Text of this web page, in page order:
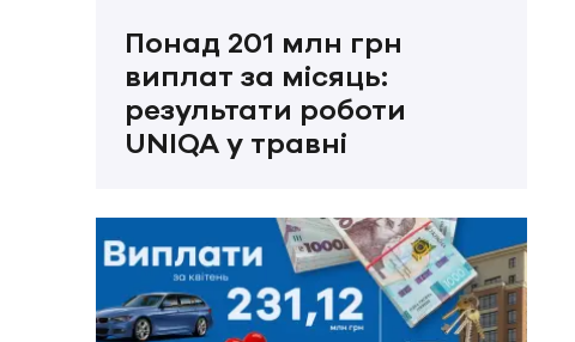
Понад 201 млн грн
виплат за місяць:
результати роботи
UNIQA у травні